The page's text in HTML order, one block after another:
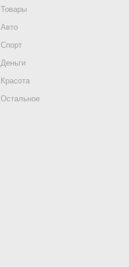
Товары
Авто
Спорт
Деньги
Красота
Остальное